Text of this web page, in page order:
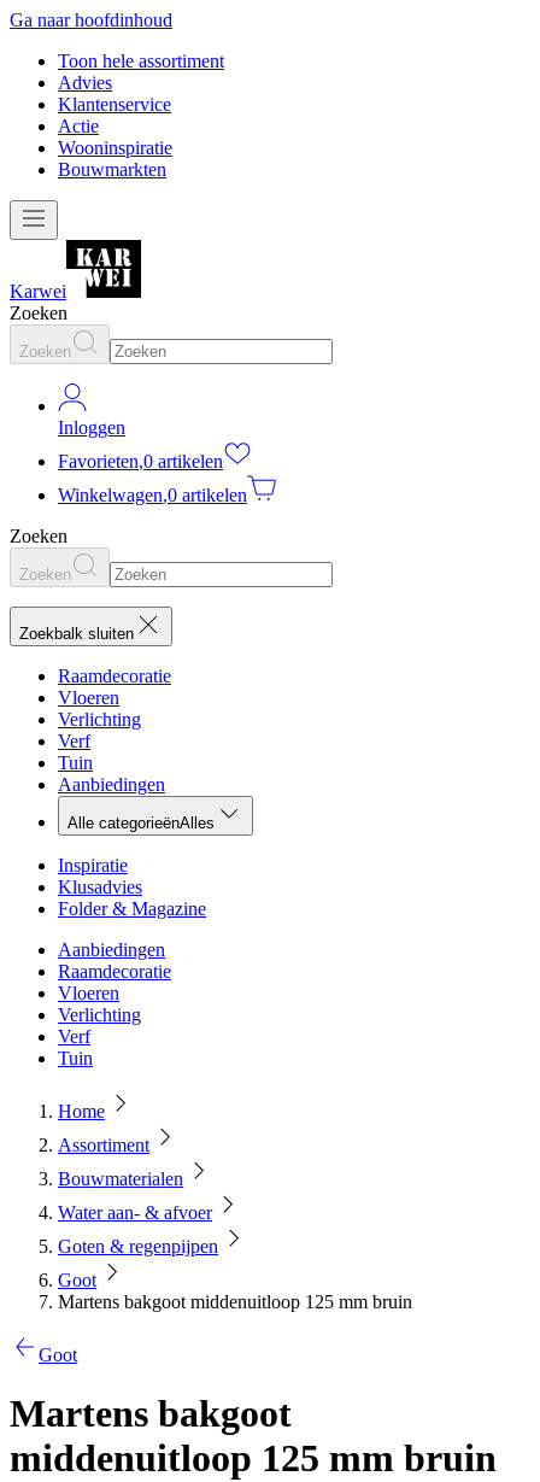
Ga naar hoofdinhoud
Toon hele assortiment
Advies
Klantenservice
Actie
Wooninspiratie
Bouwmarkten
Karwei
Zoeken
Zoeken
Inloggen
Favorieten,0 artikelen
Winkelwagen,0 artikelen
Zoeken
Zoeken
Zoekbalk sluiten
Raamdecoratie
Vloeren
Verlichting
Verf
Tuin
Aanbiedingen
Alle categorieënAlles
Inspiratie
Klusadvies
Folder & Magazine
Aanbiedingen
Raamdecoratie
Vloeren
Verlichting
Verf
Tuin
Home
Assortiment
Bouwmaterialen
Water aan- & afvoer
Goten & regenpijpen
Goot
Martens bakgoot middenuitloop 125 mm bruin
Goot
Martens bakgoot
middenuitloop 125 mm bruin